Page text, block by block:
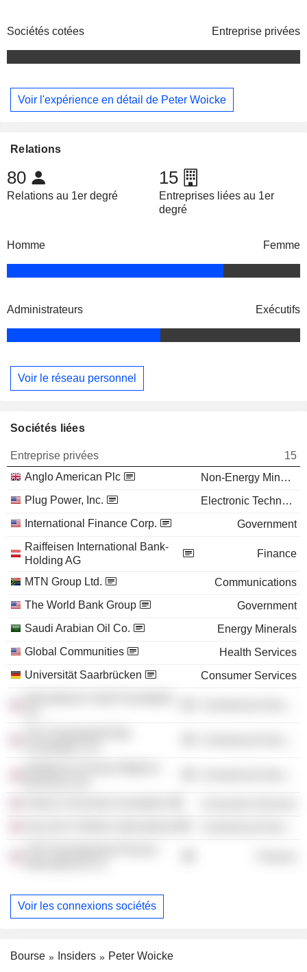
Sociétés cotées Entreprise privées
Voir l'expérience en détail de Peter Woicke
Relations
80
Relations au 1er degré
15
Entreprises liées au 1er
degré
Homme Femme
Administrateurs Exécutifs
Voir le réseau personnel
Sociétés liées
Entreprise privées
15
Anglo American Plc
Non-Energy Minerals
Plug Power, Inc.
Electronic Technology
International Finance Corp.
Government
Raiffeisen International Bank-
Holding AG
Finance
MTN Group Ltd.
Communications
The World Bank Group
Government
Saudi Arabian Oil Co.
Energy Minerals
Global Communities
Health Services
Universität Saarbrücken
Consumer Services
Voir les connexions sociétés
Bourse Insiders Peter Woicke